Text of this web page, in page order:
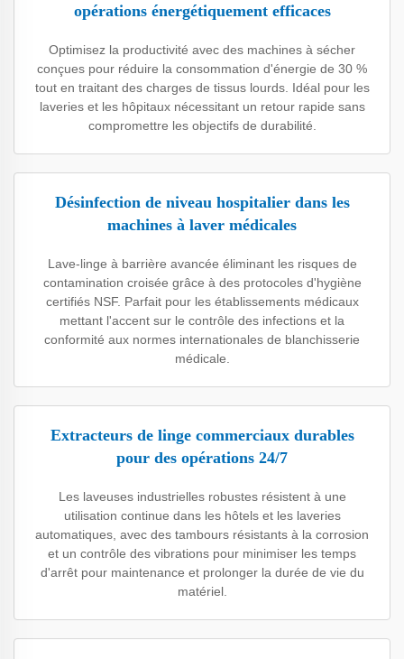
opérations énergétiquement efficaces
Optimisez la productivité avec des machines à sécher
conçues pour réduire la consommation d'énergie de 30 %
tout en traitant des charges de tissus lourds. Idéal pour les
laveries et les hôpitaux nécessitant un retour rapide sans
compromettre les objectifs de durabilité.
Désinfection de niveau hospitalier dans les
machines à laver médicales
Lave-linge à barrière avancée éliminant les risques de
contamination croisée grâce à des protocoles d'hygiène
certifiés NSF. Parfait pour les établissements médicaux
mettant l'accent sur le contrôle des infections et la
conformité aux normes internationales de blanchisserie
médicale.
Extracteurs de linge commerciaux durables
pour des opérations 24/7
Les laveuses industrielles robustes résistent à une
utilisation continue dans les hôtels et les laveries
automatiques, avec des tambours résistants à la corrosion
et un contrôle des vibrations pour minimiser les temps
d'arrêt pour maintenance et prolonger la durée de vie du
matériel.